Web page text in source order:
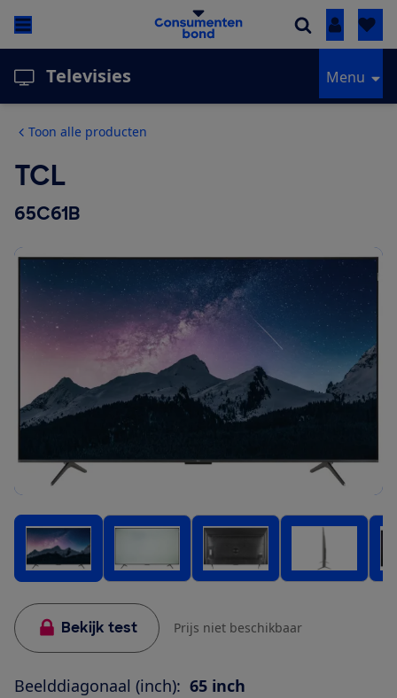
Inloggen
Televisies Menu
Toon alle producten
TCL
65C61B
Bekijk test Prijs niet beschikbaar
Beelddiagonaal (inch): 65 inch